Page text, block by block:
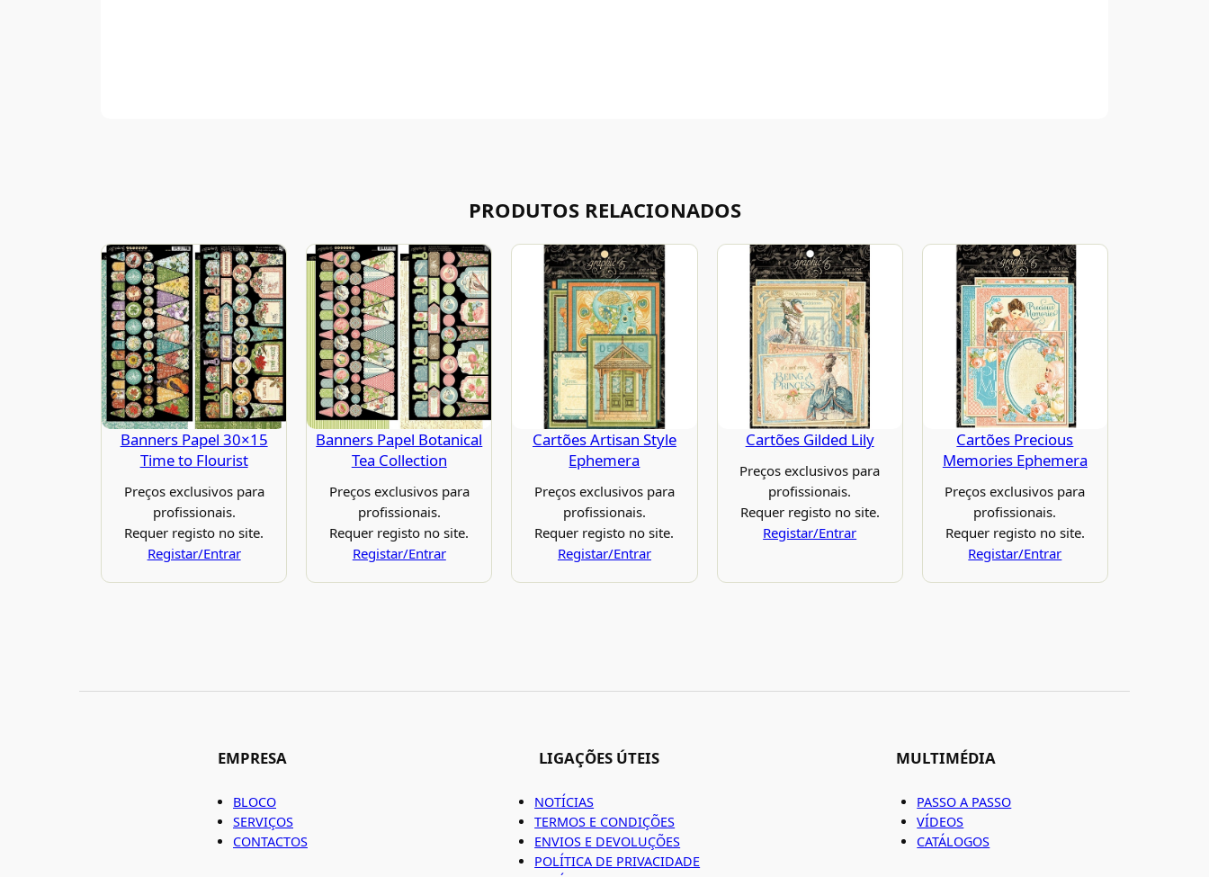
PRODUTOS RELACIONADOS
Banners Papel 30×15
Time to Flourist
Preços exclusivos para
profissionais.
Requer registo no site.
Registar/Entrar
Banners Papel Botanical
Tea Collection
Preços exclusivos para
profissionais.
Requer registo no site.
Registar/Entrar
Cartões Artisan Style
Ephemera
Preços exclusivos para
profissionais.
Requer registo no site.
Registar/Entrar
Cartões Gilded Lily
Preços exclusivos para
profissionais.
Requer registo no site.
Registar/Entrar
Cartões Precious
Memories Ephemera
Preços exclusivos para
profissionais.
Requer registo no site.
Registar/Entrar
EMPRESA
BLOCO
SERVIÇOS
CONTACTOS
LIGAÇÕES ÚTEIS
NOTÍCIAS
TERMOS E CONDIÇÕES
ENVIOS E DEVOLUÇÕES
POLÍTICA DE PRIVACIDADE
MULTIMÉDIA
PASSO A PASSO
VÍDEOS
CATÁLOGOS